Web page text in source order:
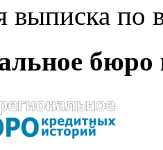
выписка
бюро